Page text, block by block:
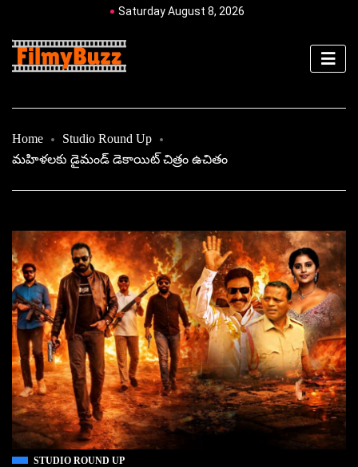
Saturday August 8, 2026
Home
Studio Round Up
మహిళలకు డైమండ్ డెకాయిట్ చిత్రం ఉచితం
STUDIO ROUND UP